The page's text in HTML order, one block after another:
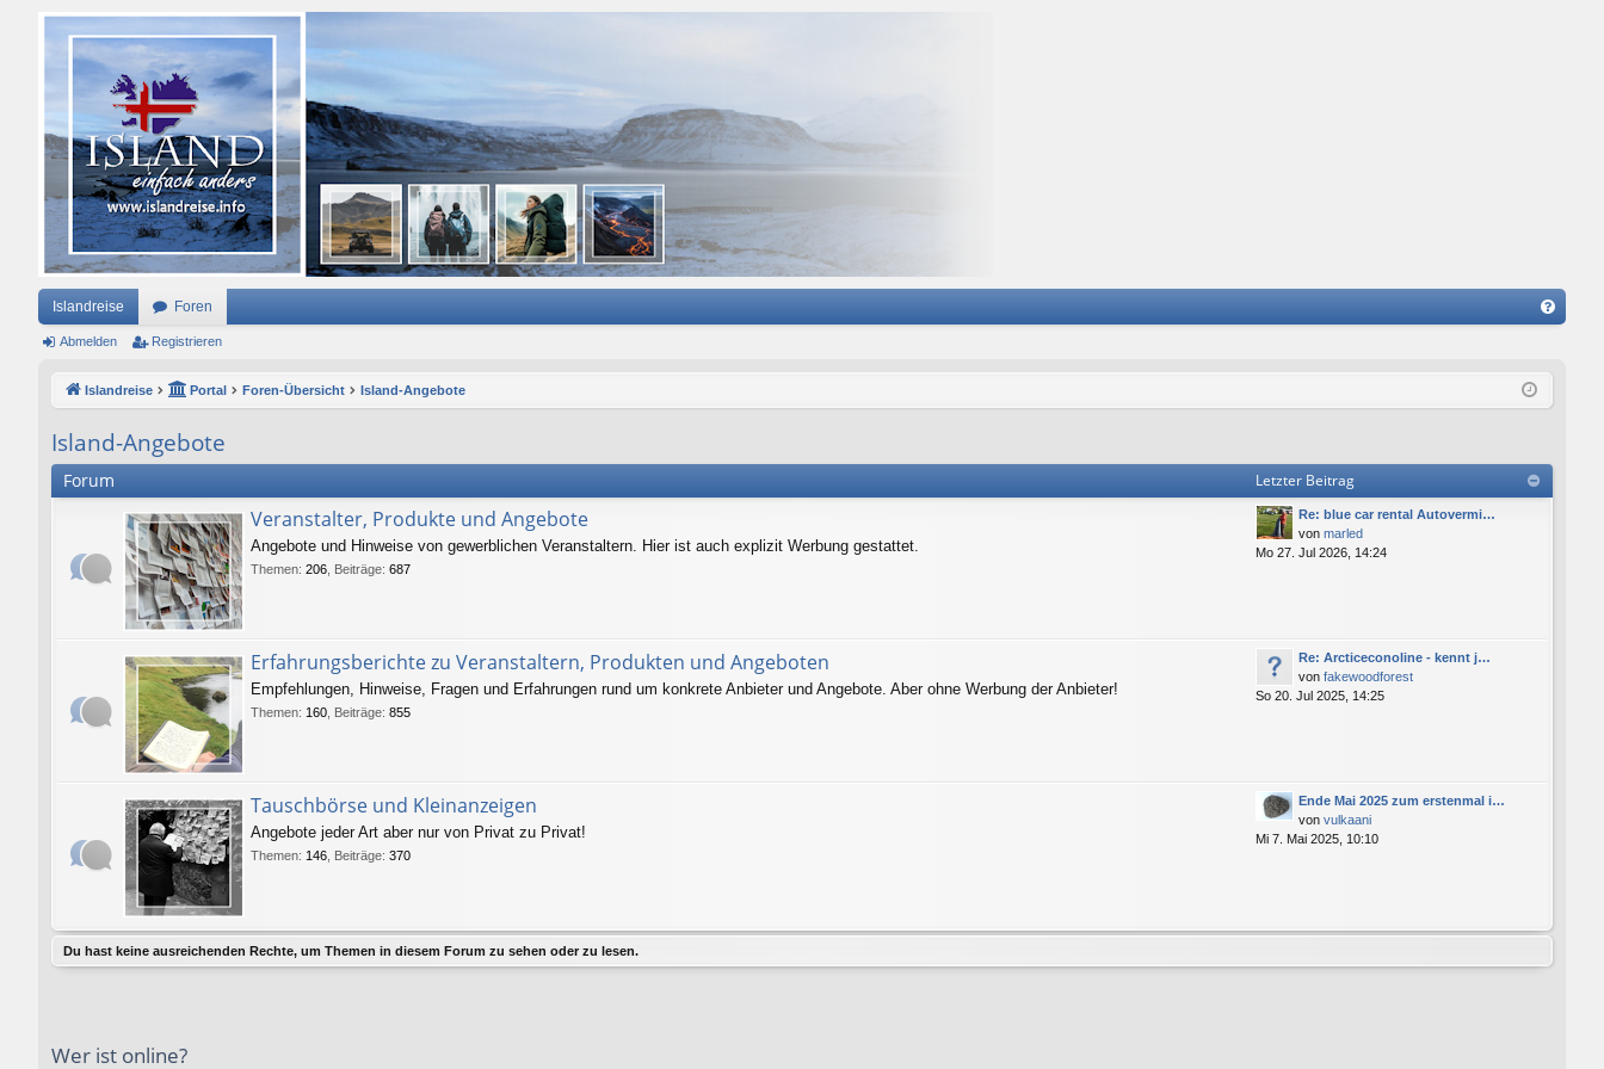
Islandreise Foren
Q
Abmelden Registrieren
Islandreise Portal Foren-Übersicht Island-Angebote
Island-Angebote
Forum Letzter Beitrag
Veranstalter, Produkte und Angebote
Angebote und Hinweise von gewerblichen Veranstaltern. Hier ist auch explizit Werbung gestattet.
Themen: 206 Beiträge: 687
Re: blue car rental Autovermi…
von marled
Mo 27. Jul 2026, 14:24
Erfahrungsberichte zu Veranstaltern, Produkten und Angeboten
Empfehlungen, Hinweise, Fragen und Erfahrungen rund um konkrete Anbieter und Angebote. Aber ohne Werbung der Anbieter!
Themen: 160 Beiträge: 855
Re: Arcticeconoline - kennt j…
von fakewoodforest
So 20. Jul 2025, 14:25
Tauschbörse und Kleinanzeigen
Angebote jeder Art aber nur von Privat zu Privat!
Themen: 146 Beiträge: 370
Ende Mai 2025 zum erstenmal i…
von vulkaani
Mi 7. Mai 2025, 10:10
Du hast keine ausreichenden Rechte, um Themen in diesem Forum zu sehen oder zu lesen.
Wer ist online?